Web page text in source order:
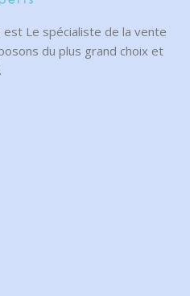
est Le spécialiste de la vente
du plus grand choix et